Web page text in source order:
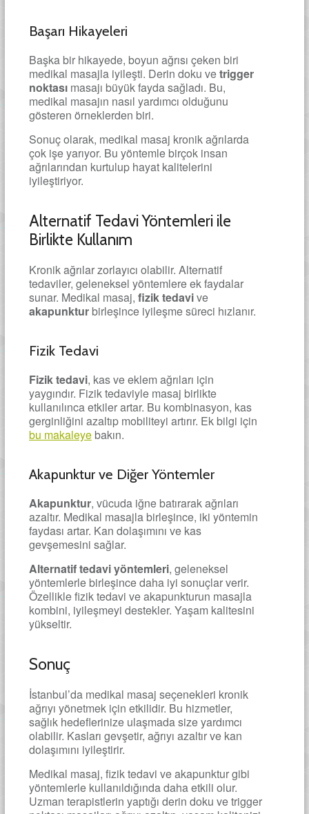
Başarı Hikayeleri
Başka bir hikayede, boyun ağrısı çeken biri
medikal masajla iyileşti. Derin doku vetrigger
noktasımasajı büyük fayda sağladı. Bu,
medikal masajın nasıl yardımcı olduğunu
gösteren örneklerden biri.
Sonuç olarak, medikal masaj kronik ağrılarda
çok işe yarıyor. Bu yöntemle birçok insan
ağrılarından kurtulup hayat kalitelerini
iyileştiriyor.
Alternatif Tedavi Yöntemleri ile
Birlikte Kullanım
Kronik ağrılar zorlayıcı olabilir. Alternatif
tedaviler, geleneksel yöntemlere ek faydalar
sunar. Medikal masaj, fizik tedavive
akapunkturbirleşince iyileşme süreci hızlanır.
Fizik Tedavi
Fizik tedavi, kas ve eklem ağrıları için
yaygındır. Fizik tedaviyle masaj birlikte
kullanılınca etkiler artar. Bu kombinasyon, kas
gerginliğini azaltıp mobiliteyi artırır. Ek bilgi için
bu makaleyebakın.
Akapunktur ve Diğer Yöntemler
Akapunktur, vücuda iğne batırarak ağrıları
azaltır. Medikal masajla birleşince, iki yöntemin
faydası artar. Kan dolaşımını ve kas
gevşemesini sağlar.
Alternatif tedavi yöntemleri, geleneksel
yöntemlerle birleşince daha iyi sonuçlar verir.
Özellikle fizik tedavi ve akapunkturun masajla
kombini, iyileşmeyi destekler. Yaşam kalitesini
yükseltir.
Sonuç
İstanbul’da medikal masaj seçenekleri kronik
ağrıyı yönetmek için etkilidir. Bu hizmetler,
sağlık hedeflerinize ulaşmada size yardımcı
olabilir. Kasları gevşetir, ağrıyı azaltır ve kan
dolaşımını iyileştirir.
Medikal masaj, fizik tedavi ve akapunktur gibi
yöntemlerle kullanıldığında daha etkili olur.
Uzman terapistlerin yaptığı derin doku ve trigger